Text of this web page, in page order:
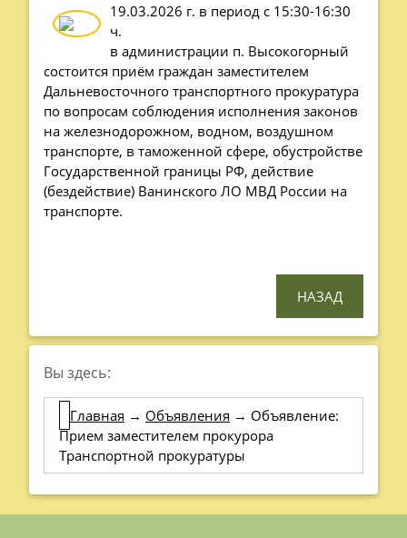
19.03.2026 г. в период с 15:30-16:30
ч.
в администрации п. Высокогорный
состоится приём граждан заместителем
Дальневосточного транспортного прокуратура
по вопросам соблюдения исполнения законов
на железнодорожном, водном, воздушном
транспорте, в таможенной сфере, обустройстве
Государственной границы РФ, действие
(бездействие) Ванинского ЛО МВД России на
транспорте.
НАЗАД
Вы здесь:
Главная → Объявления → Объявление:
Прием заместителем прокурора
Транспортной прокуратуры